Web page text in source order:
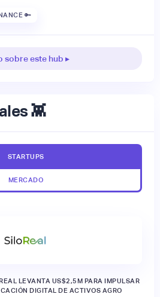
🔑
sobre este hub ▸
👾
STARTUPS
MERCADO
LEVANTA US$2,5M PARA IMPULSAR
DIGITAL DE ACTIVOS AGRO